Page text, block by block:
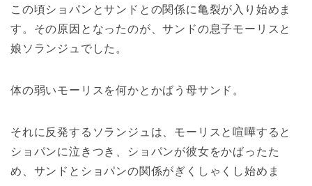
この頃ショパンとサンドとの関係に亀裂が入り始めま
す。その原因となったのが、サンドの息子モーリスと
娘ソランジュでした。
体の弱いモーリスを何かとかばう母サンド。
それに反発するソランジュは、モーリスと喧嘩すると
ショパンに泣きつき、ショパンが彼女をかばったた
め、サンドとショパンの関係がぎくしゃくし始めま